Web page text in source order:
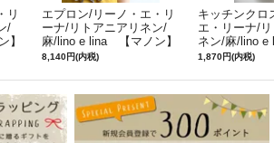
リ
/
】
エプロン/リーノ・エ・リ
ーナ/リトアニアリネン/
麻/lino e lina 【マノン】
サフランイエロー
8,140円(内税)
キッチンクロ
エ・リーナ/
ネン/麻/lino
ルフィ】パー
1,870円(内税)